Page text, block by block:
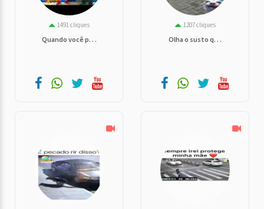
1491 cliques
Quando você p. . .
1207 cliques
Olha o susto q. . .